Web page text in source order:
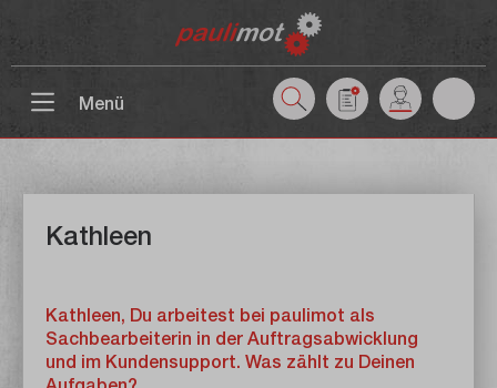
Menü
Kathleen
Kathleen, Du arbeitest bei paulimot als
Sachbearbeiterin in der Auftragsabwicklung
und im Kundensupport. Was zählt zu Deinen